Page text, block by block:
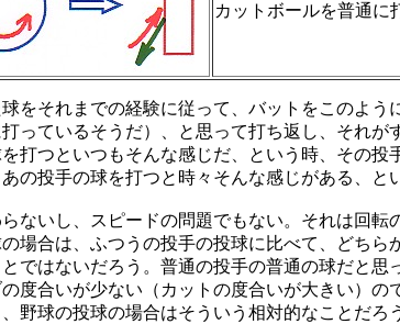
カットボールを普通に
をそれまでの経験に従って、バットをこのよ
っているそうだ）、と思って打ち返し、それ
打つといつもそんな感じだ、という時、その
の投手の球を打つと時々そんな感じがある、と
ないし、スピードの問題でもない。それは回
場合は、ふつうの投手の投球に比べて、どち
ではないだろう。普通の投手の普通の球だと
度合いが少ない（カットの度合いが大きい）
野球の投球の場合はそういう相対的なことだろ